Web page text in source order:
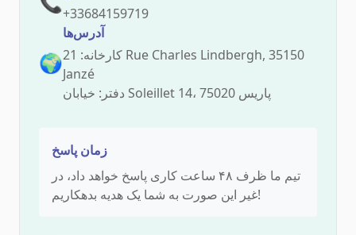
+33684159719
🌍
آدرس‌ها
کارخانه: 21 Rue Charles Lindbergh, 35150
Janzé
دفتر: خیابان Soleillet 14، 75020 پاریس
زمان پاسخ
تیم ما ظرف ۴۸ ساعت کاری پاسخ خواهد داد، در
غیر این صورت به شما یک هدیه بدهکاریم!